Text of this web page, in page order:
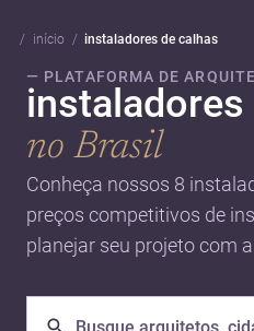
início instaladores de calhas
— PLATAFORMA DE
instaladores
no Brasil
Conheça nossos 8
preços competitivos de
planejar seu projeto com